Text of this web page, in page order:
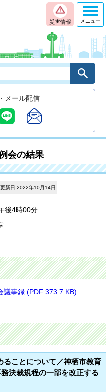
災害情報
メール配信
メニュー
会の結果
更新日 2022年10月14日
後4時00分
議事録 (PDF 373.7 KB)
ることについて／神栖市教育
決裁規程の一部を改正する